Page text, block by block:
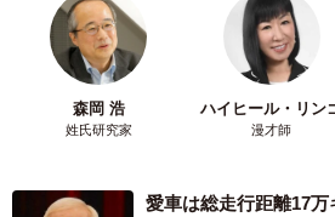
えっ、この展開って…（ちひろさん提供）
森岡 浩
姓氏研究家
ハイヒール・リン
漫才師
愛車は総走行距離17